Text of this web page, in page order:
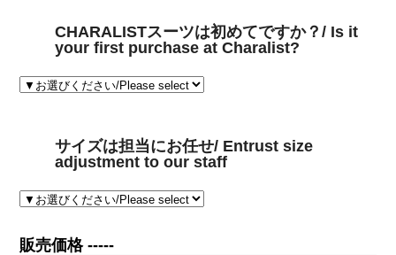
CHARALISTスーツは初めてですか？/ Is it
your first purchase at Charalist?
サイズは担当にお任せ/ Entrust size
adjustment to our staff
販売価格 -----